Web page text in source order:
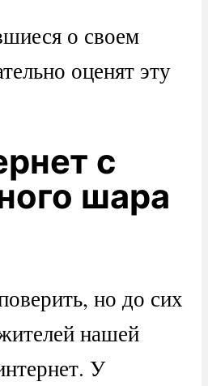
о своем
оценят эту
с
шара
но до сих
нашей
У